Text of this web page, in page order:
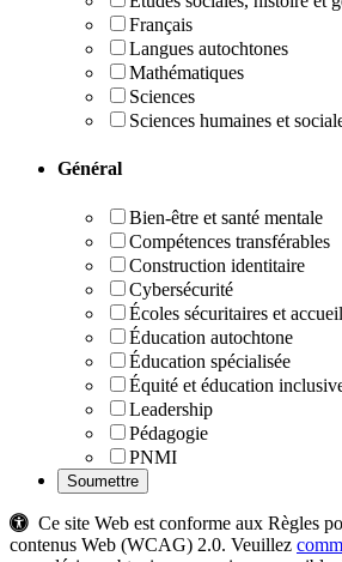
Français
Langues autochtones
Mathématiques
Sciences
Sciences humaines et
Général
Bien-être et santé mentale
Compétences transférables
Construction identitaire
Cybersécurité
Écoles sécuritaires et
Éducation autochtone
Éducation spécialisée
Équité et éducation
Leadership
Pédagogie
PNMI
Ce site Web est conforme aux Règles
contenus Web (WCAG) 2.0. Veuillez